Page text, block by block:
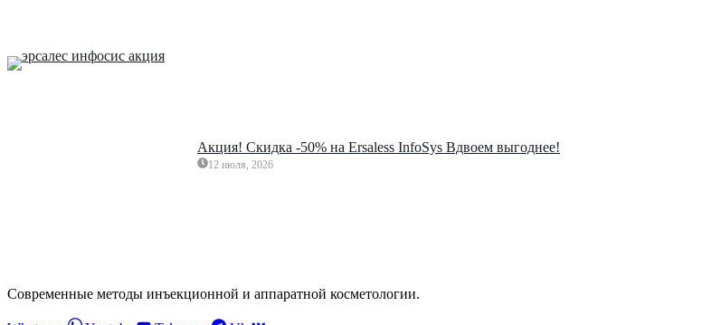
Акция! Скидка -50% на Ersaless InfoSys Вдвоем выгоднее!
12 июля, 2026
Современные методы инъекционной и аппаратной косметологии.